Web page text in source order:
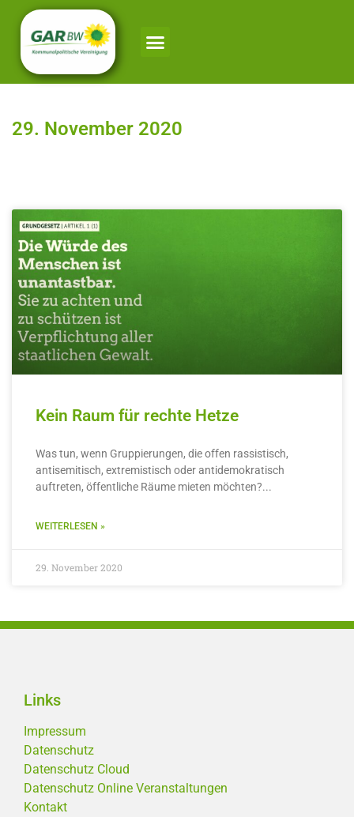
29. November 2020
Kein Raum für rechte Hetze
Was tun, wenn Gruppierungen, die offen rassistisch,
antisemitisch, extremistisch oder antidemokratisch
auftreten, öffentliche Räume mieten möchten?
WEITERLESEN »
29. November 2020
Links
Impressum
Datenschutz
Datenschutz Cloud
Datenschutz Online Veranstaltungen
Kontakt